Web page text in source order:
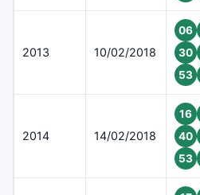
2013 10/02/2018
06
30
53
2014 14/02/2018
16
40
53